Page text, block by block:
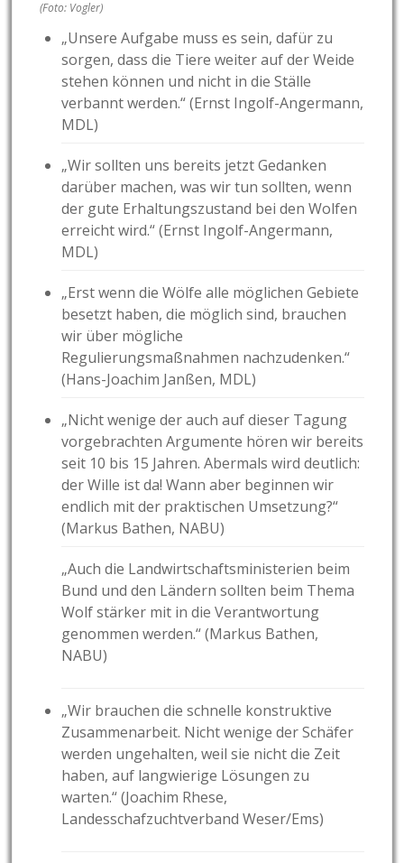
(Foto: Vogler)
„Unsere Aufgabe muss es sein, dafür zu
sorgen, dass die Tiere weiter auf der Weide
stehen können und nicht in die Ställe
verbannt werden.“ (Ernst Ingolf-Angermann,
MDL)
„Wir sollten uns bereits jetzt Gedanken
darüber machen, was wir tun sollten, wenn
der gute Erhaltungszustand bei den Wolfen
erreicht wird.“ (Ernst Ingolf-Angermann,
MDL)
„Erst wenn die Wölfe alle möglichen Gebiete
besetzt haben, die möglich sind, brauchen
wir über mögliche
Regulierungsmaßnahmen nachzudenken.“
(Hans-Joachim Janßen, MDL)
„Nicht wenige der auch auf dieser Tagung
vorgebrachten Argumente hören wir bereits
seit 10 bis 15 Jahren. Abermals wird deutlich:
der Wille ist da! Wann aber beginnen wir
endlich mit der praktischen Umsetzung?“
(Markus Bathen, NABU)
„Auch die Landwirtschaftsministerien beim
Bund und den Ländern sollten beim Thema
Wolf stärker mit in die Verantwortung
genommen werden.“ (Markus Bathen,
NABU)
„Wir brauchen die schnelle konstruktive
Zusammenarbeit. Nicht wenige der Schäfer
werden ungehalten, weil sie nicht die Zeit
haben, auf langwierige Lösungen zu
warten.“ (Joachim Rhese,
Landesschafzuchtverband Weser/Ems)